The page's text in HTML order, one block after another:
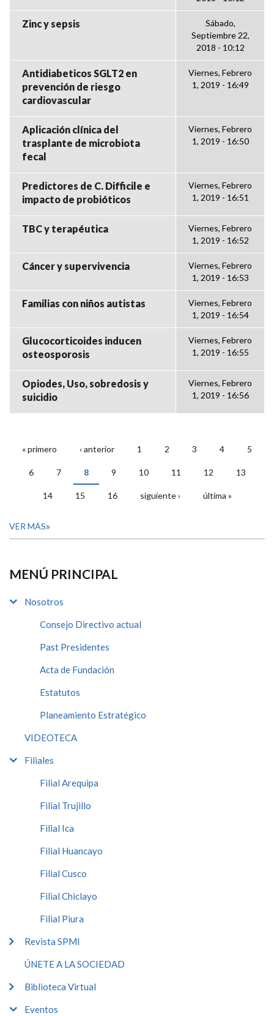
Zinc y sepsis
Sábado,
Septiembre 22,
2018 - 10:12
Antidiabeticos SGLT2 en
prevención de riesgo
cardiovascular
Viernes, Febrero
1, 2019 - 16:49
Aplicación clínica del
trasplante de microbiota
fecal
Viernes, Febrero
1, 2019 - 16:50
Predictores de C. Difficile e
impacto de probióticos
Viernes, Febrero
1, 2019 - 16:51
TBC y terapéutica
Viernes, Febrero
1, 2019 - 16:52
Cáncer y supervivencia
Viernes, Febrero
1, 2019 - 16:53
Familias con niños autistas
Viernes, Febrero
1, 2019 - 16:54
Glucocorticoides inducen
osteosporosis
Viernes, Febrero
1, 2019 - 16:55
Opiodes, Uso, sobredosis y
suicidio
Viernes, Febrero
1, 2019 - 16:56
PÁGINAS
« primero ‹ anterior 1 2 3 4 5
6 7 8 9 10 11 12 13
14 15 16 siguiente › última »
VER MÁS
MENÚ PRINCIPAL
Nosotros
Consejo Directivo actual
Past Presidentes
Acta de Fundación
Estatutos
Planeamiento Estratégico
VIDEOTECA
Filiales
Filial Arequipa
Filial Trujillo
Filial Ica
Filial Huancayo
Filial Cusco
Filial Chiclayo
Filial Piura
Revista SPMI
ÚNETE A LA SOCIEDAD
Biblioteca Virtual
Eventos